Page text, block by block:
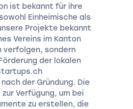
ist bekannt für ihre
Einheimische als
Projekte bekannt
Vereins im Kanton
verfolgen, sondern
der lokalen
der Gründung. Die
Verfügung, um bei
zu erstellen, die